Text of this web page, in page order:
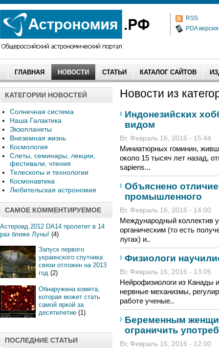
RSS
PDA версия
ГЛАВНАЯ НОВОСТИ СТАТЬИ КАТАЛОГ САЙТОВ
КАТЕГОРИИ НОВОСТЕЙ
Солнечная система
Наша Галактика
Экзопланеты
Внеземная жизнь
Космология
Слеты, семинары, лекции,
фестивали, чтения
Телескопы и технологии
Космонавтика
Любительская астрономия
САМОЕ КОММЕНТИРУЕМОЕ
Астероид 2012 DA14 пролетит в 14
раз ближе Луны! (4)
Запуск первого
украинского спутника
связи отложен на 2013
год (2)
Обнаружена комета,
которая может стать
самой яркой за
десятилетие (1)
ПОСЛЕДНИЕ СТАТЬИ
Новости из
Индонезийских
видом
Вт, Февраль 16, 2016 - 15:44
Миниатюрных гоминин,
около 15 тысяч лет назад,
sapiens...
Объяснено
промышленного
Вт, Февраль 16, 2016 - 14:00
Международный коллектив
органическим (то есть
лугах) и..
Физиологи
Вт, Февраль 16, 2016 - 13:05
Нейрофизиологи из Канады
нервные механизмы,
работе ученые..
Беременным
ограничить
Вт, Февраль 16, 2016 - 12:00